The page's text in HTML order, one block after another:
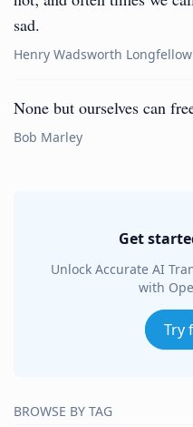
sad.
Henry Wadsworth Longfellow
None but ourselves can
Bob Marley
Get
Unlock Accurate AI
with
Try
BROWSE BY TAG